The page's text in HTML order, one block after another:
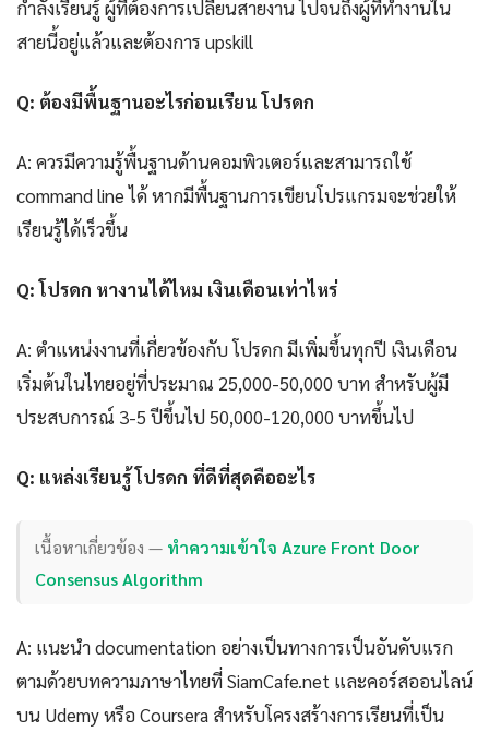
กำลังเรียนรู้ ผู้ที่ต้องการเปลี่ยนสายงาน ไปจนถึงผู้ที่ทำงานใน
สายนี้อยู่แล้วและต้องการ upskill
Q: ต้องมีพื้นฐานอะไรก่อนเรียน โปรดก
A: ควรมีความรู้พื้นฐานด้านคอมพิวเตอร์และสามารถใช้
command line ได้ หากมีพื้นฐานการเขียนโปรแกรมจะช่วยให้
เรียนรู้ได้เร็วขึ้น
Q: โปรดก หางานได้ไหม เงินเดือนเท่าไหร่
A: ตำแหน่งงานที่เกี่ยวข้องกับ โปรดก มีเพิ่มขึ้นทุกปี เงินเดือน
เริ่มต้นในไทยอยู่ที่ประมาณ 25,000-50,000 บาท สำหรับผู้มี
ประสบการณ์ 3-5 ปีขึ้นไป 50,000-120,000 บาทขึ้นไป
Q: แหล่งเรียนรู้ โปรดก ที่ดีที่สุดคืออะไร
เนื้อหาเกี่ยวข้อง — ทำความเข้าใจ Azure Front Door
Consensus Algorithm
A: แนะนำ documentation อย่างเป็นทางการเป็นอันดับแรก
ตามด้วยบทความภาษาไทยที่ SiamCafe.net และคอร์สออนไลน์
บน Udemy หรือ Coursera สำหรับโครงสร้างการเรียนที่เป็น